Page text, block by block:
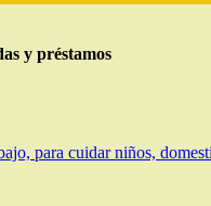
y préstamos
para cuidar niños,